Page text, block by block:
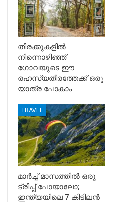
തിരക്കുകളിൽ
നിന്നൊഴിഞ്ഞ്
ഗോവയുടെ ഈ
രഹസ്യതീരത്തേക്ക് ഒരു
യാത്ര പോകാം
TRAVEL
മാര്‍ച്ച്‌ മാസത്തില്‍ ഒരു
ട്രിപ്പ് പോയാലോ;
ഇന്ത്യയിലെ 7 കിടിലന്‍